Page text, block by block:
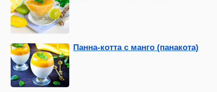
Панна-котта с манго (панакота)